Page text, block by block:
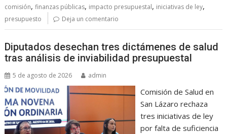
comisión,finanzas públicas, impacto presupuestal, iniciativas de ley,
presupuesto Deja un comentario
Diputados desechan tres dictámenes de salud
tras análisis de inviabilidad presupuestal
5 de agosto de 2026 admin
Comisión de Salud en
San Lázaro rechaza
tres iniciativas de ley
por falta de suficiencia